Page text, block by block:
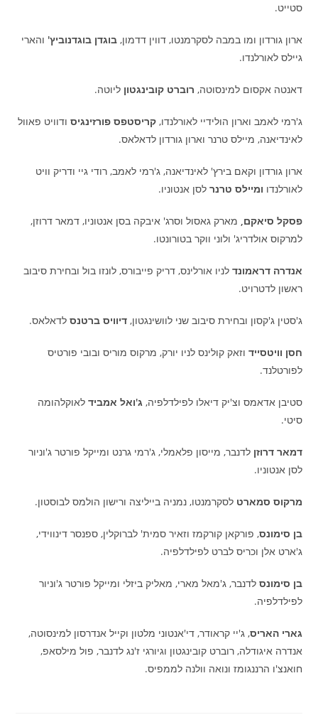
סטייט.
ארון גורדון ומו במבה לסקרמנטו, דווין דדמון,בוגדן בוגדנוביץ' והארי
גיילס לאורלנדו.
דאנטה אקסום למינסוטה, רוברט קובינגטון ליוטה.
ג'רמי לאמב וארון הולידיי לאורלנדו,קריסטפס פורזינגיס ודוויט פאוול
לאינדיאנה, מיילס טרנר וארון גורדון לדאלאס.
ארון גורדון וקאם בירץ' לאינדיאנה, ג'רמי לאמב, רודי גיי ודריק וויט
לאורלנדו ומיילס טרנר לסן אנטוניו.
פסקל סיאקם, מארק גאסול וסרג' איבקה בסן אנטוניו, דמאר דרוזן,
למרקוס אולדריג' ולוני ווקר בטורונטו.
אנדרה דראמונד לניו אורלינס, דריק פייבורס, לונזו בול ובחירת סיבוב
ראשון לדטרויט.
ג'סטין ג'קסון ובחירת סיבוב שני לוושינגטון,דיוויס ברטנס לדאלאס.
חסן וויטסייד וזאק קולינס לניו יורק, מרקוס מוריס ובובי פורטיס
לפורטלנד.
סטיבן אדאמס וצ'יק דיאלו לפילדלפיה,ג'ואל אמביד לאוקלהומה
סיטי.
דמאר דרוזן לדנבר, מייסון פלאמלי, ג'רמי גרנט ומייקל פורטר ג'וניור
לסן אנטוניו.
מרקוס סמארט לסקרמנטו, נמניה בייליצה ורישון הולמס לבוסטון.
בן סימונס, פורקאן קורקמז וזאיר סמית' לברוקלין, ספנסר דינווידי,
ג'ארט אלן וכריס לברט לפילדלפיה.
בן סימונס לדנבר, ג'מאל מארי, מאליק ביזלי ומייקל פורטר ג'וניור
לפילדלפיה.
גארי האריס, ג'יי קראודר, די'אנטוני מלטון וקייל אנדרסון למינסוטה,
אנדרה איגודלה, רוברט קובינגטון וגיורגי ז'נג לדנבר, פול מילסאפ,
חואנצ'ו הרננגומז ונואה וולנה לממפיס.